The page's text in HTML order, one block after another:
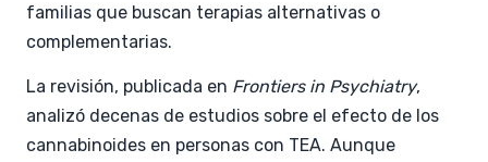
familias que buscan terapias alternativas o
complementarias.
La revisión, publicada en Frontiers in Psychiatry,
analizó decenas de estudios sobre el efecto de los
cannabinoides en personas con TEA. Aunque